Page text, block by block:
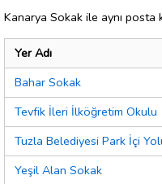
Kanarya Sokak ile aynı
Yer Adı
Bahar Sokak
Tevfik İleri İlköğretim Okulu
Tuzla Belediyesi Park İçi
Yeşil Alan Sokak